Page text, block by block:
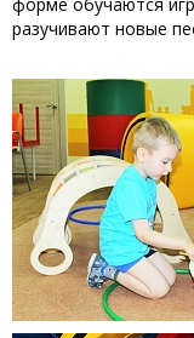
разучивают новые